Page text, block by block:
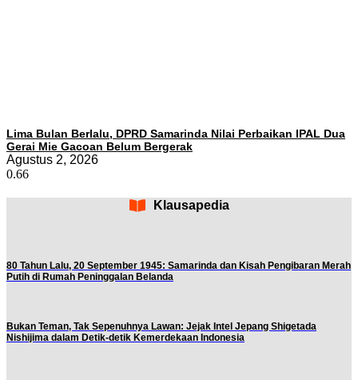
Lima Bulan Berlalu, DPRD Samarinda Nilai Perbaikan IPAL Dua
Gerai Mie Gacoan Belum Bergerak
Agustus 2, 2026
Klausapedia
80 Tahun Lalu, 20 September 1945: Samarinda dan Kisah Pengibaran Merah
Putih di Rumah Peninggalan Belanda
Bukan Teman, Tak Sepenuhnya Lawan: Jejak Intel Jepang Shigetada
Nishijima dalam Detik-detik Kemerdekaan Indonesia